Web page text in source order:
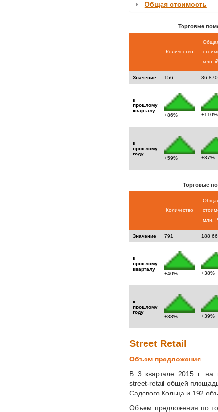
Общая стоимость
Торговые
Количество
млн. ₽
Значение 156 36 870
к
прошлому
кварталу
+86%
+110%
к
прошлому
году
+59%
+37%
Торговые
Количество
млн. ₽
Значение 791 188
к
прошлому
кварталу
+40%
+38%
к
прошлому
году
+38%
+39%
Street Retail
Объем предложения
В 3 квартале 2015 г. на
street-retail общей
Садового Кольца и 192
Объем предложения по